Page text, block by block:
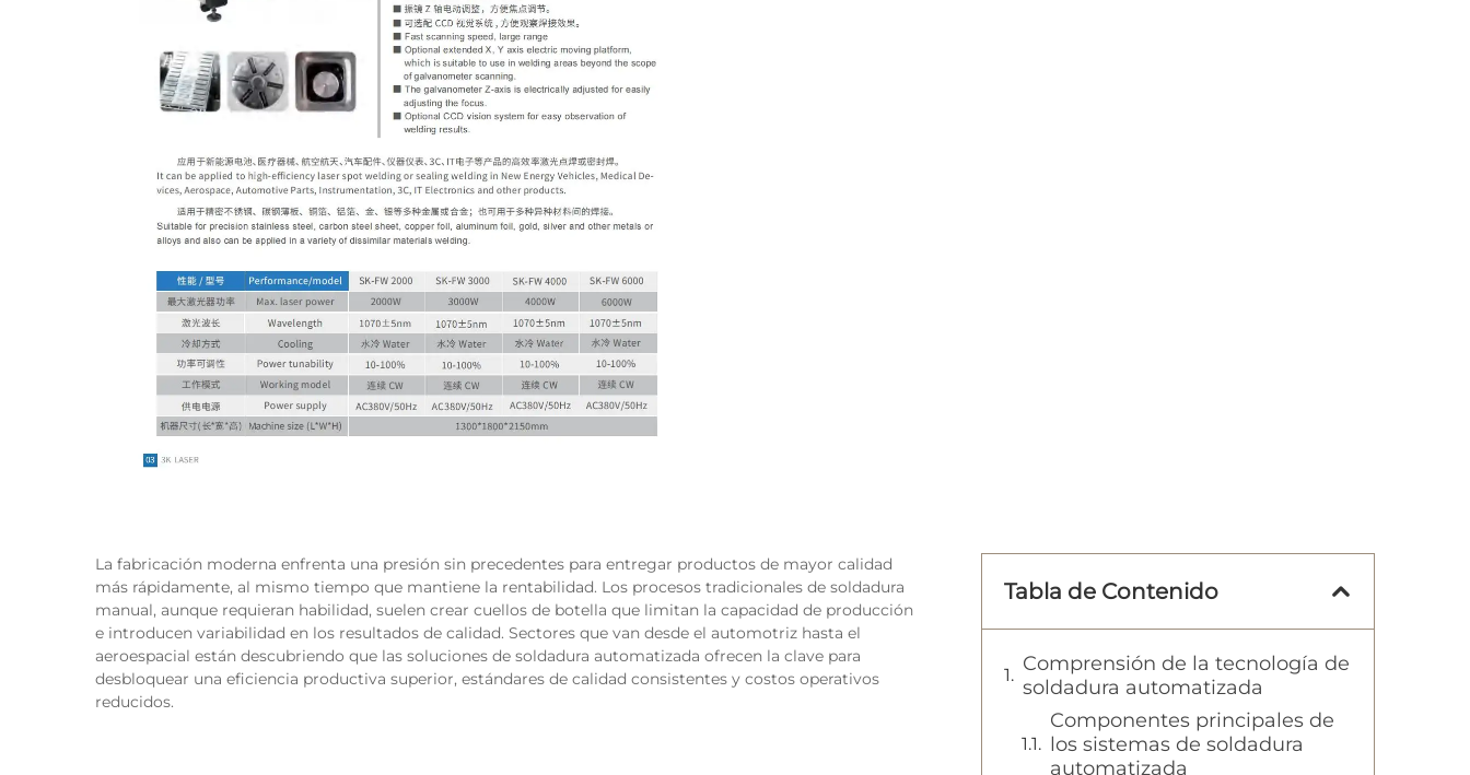
La fabricación moderna enfrenta una presión sin precedentes para entregar productos de mayor calidad
más rápidamente, al mismo tiempo que mantiene la rentabilidad. Los procesos tradicionales de soldadura
manual, aunque requieran habilidad, suelen crear cuellos de botella que limitan la capacidad de producción
e introducen variabilidad en los resultados de calidad. Sectores que van desde el automotriz hasta el
aeroespacial están descubriendo que las soluciones de soldadura automatizada ofrecen la clave para
desbloquear una eficiencia productiva superior, estándares de calidad consistentes y costos operativos
reducidos.
Tabla de Contenido
Comprensión de la tecnología de
soldadura automatizada
Componentes principales de
los sistemas de soldadura
automatizada